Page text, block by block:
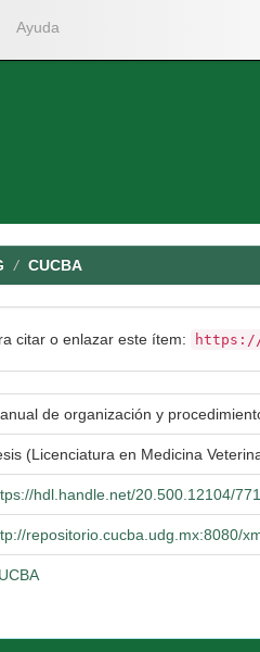
Ayuda
CUCBA
citar o enlazar este ítem: https://
de organización y
(Licenciatura en Medicina
hdl.handle.net/20.500.12104/
repositorio.cucba.udg.mx:8080/